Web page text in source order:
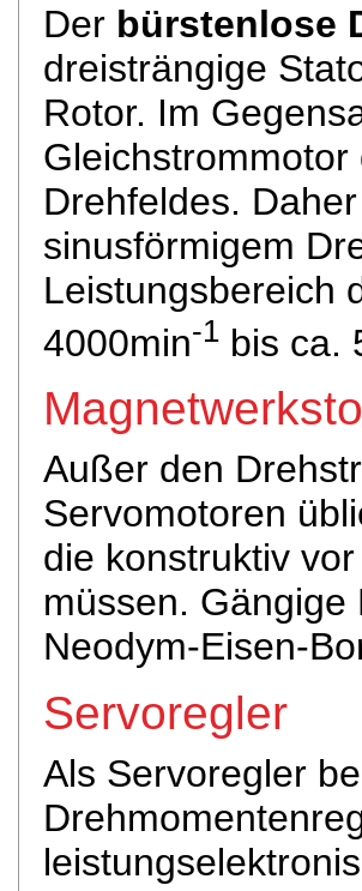
Der bürstenlose
dreisträngige
Rotor. Im
Drehfeldes.
sinusförmigem
Leistungsbereich
4000min-1 bis ca.
Außer den
Servomotoren
die konstruktiv
müssen.
Neodym-Eisen-
Servoregler
Als Servoregler